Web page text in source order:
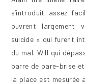
s’introduit assez
ouvrent largement
suicide » qui furent
du mal. Will qui
barre de pare-brise
la place est mesurée